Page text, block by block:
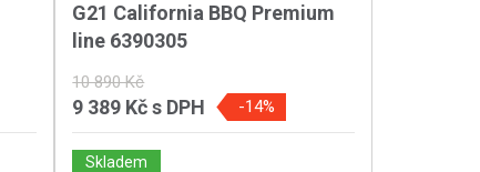
G21 California BBQ Premium
line 6390305
10 890 Kč
9 389 Kčs DPH -14%
Skladem